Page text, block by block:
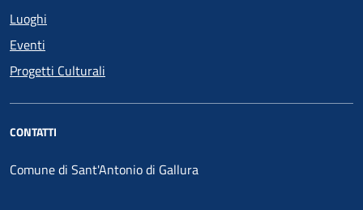
Luoghi
Eventi
Progetti Culturali
CONTATTI
Comune di Sant'Antonio di Gallura